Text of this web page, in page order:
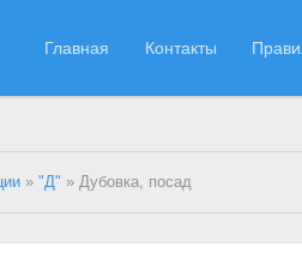
Главная Контакты
»"Д" » Дубовка, посад